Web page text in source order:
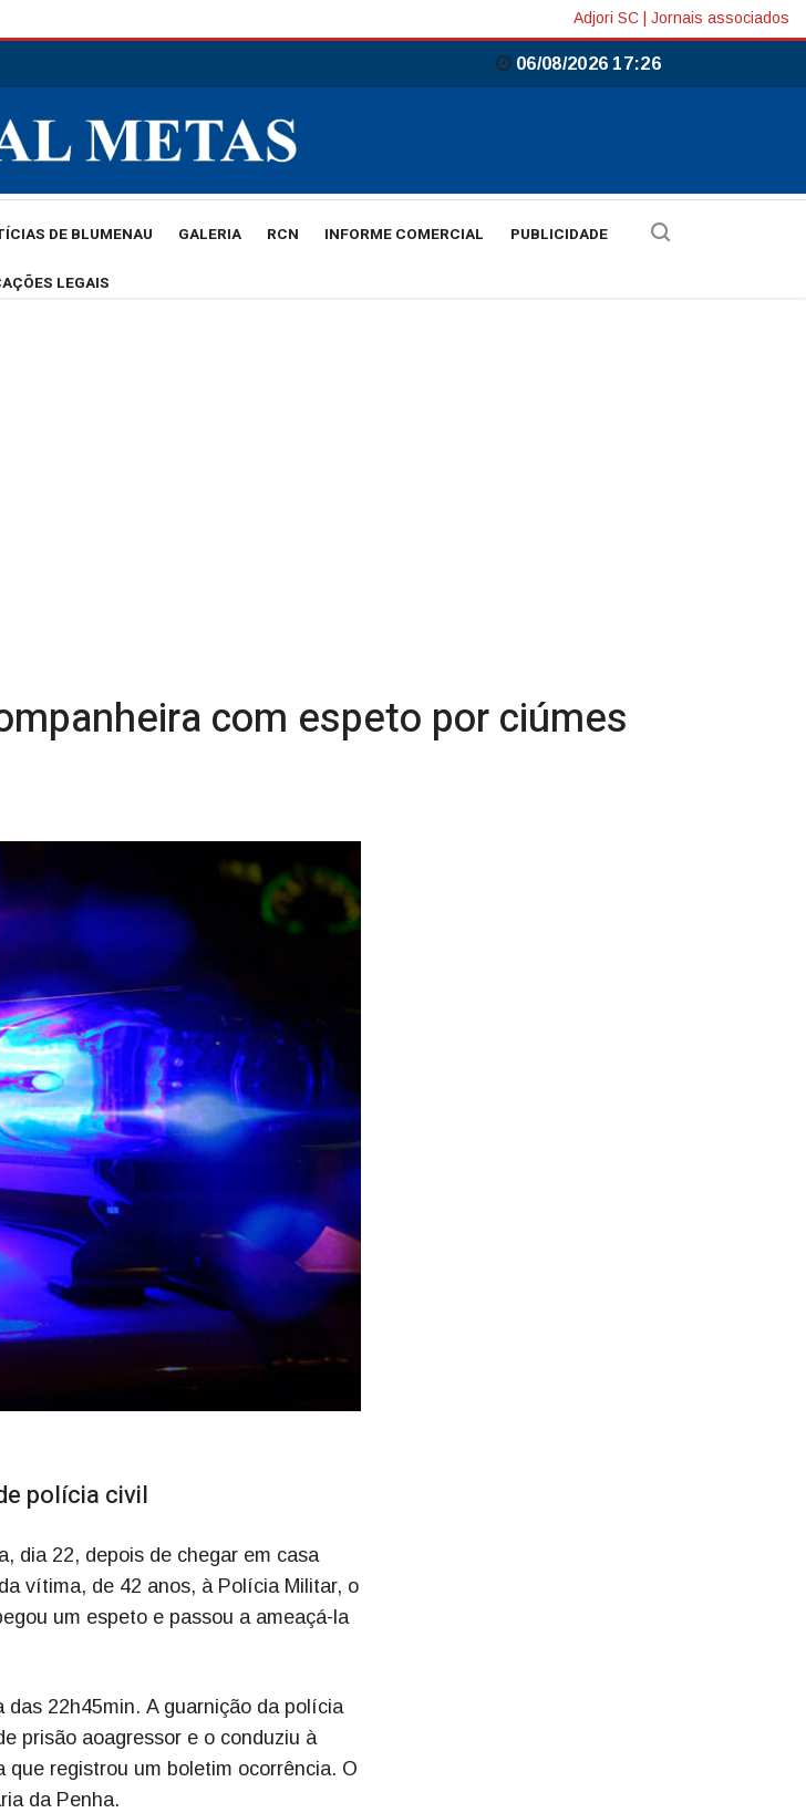
Adjori SC Jornais associados
06/08/2026 17:26
DE BLUMENAU GALERIA RCN INFORME COMERCIAL PUBLICIDADE
LEGAIS
com espeto por ciúmes
polícia civil
dia 22, depois de chegar em casa
vítima, de 42 anos, à Polícia Militar, o
um espeto e passou a ameaçá-la
22h45min. A guarnição da polícia
prisão aoagressor e o conduziu à
registrou um boletim ocorrência. O
da Penha.